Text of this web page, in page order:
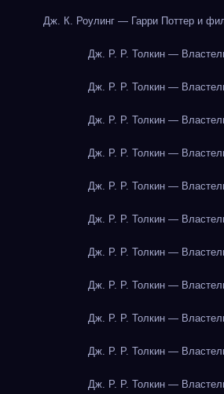
Дж. К. Роулинг — Гарри Поттер и
Дж. Р. Р. Толкин —
Дж. Р. Р. Толкин —
Дж. Р. Р. Толкин —
Дж. Р. Р. Толкин —
Дж. Р. Р. Толкин —
Дж. Р. Р. Толкин —
Дж. Р. Р. Толкин —
Дж. Р. Р. Толкин —
Дж. Р. Р. Толкин —
Дж. Р. Р. Толкин —
Дж. Р. Р. Толкин —